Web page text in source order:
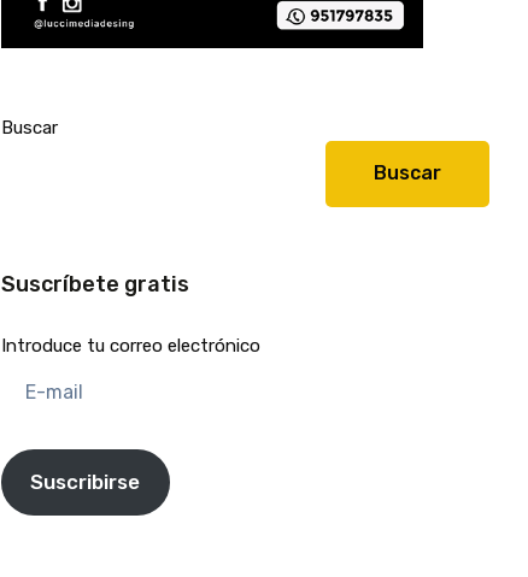
Buscar
Buscar
Suscríbete gratis
Introduce tu correo electrónico
mail
Suscribirse